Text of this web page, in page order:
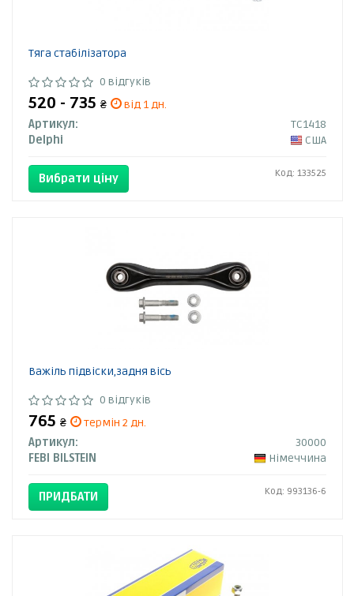
Тяга стабілізатора
0 відгуків
520 - 735 ₴
від 1 дн.
Артикул:
TC1418
Delphi
США
Вибрати ціну Код: 133525
Важіль підвіски,задня вісь
0 відгуків
765 ₴
термін 2 дн.
Артикул:
30000
FEBI BILSTEIN
Німеччина
ПРИДБАТИ Код: 993136-6